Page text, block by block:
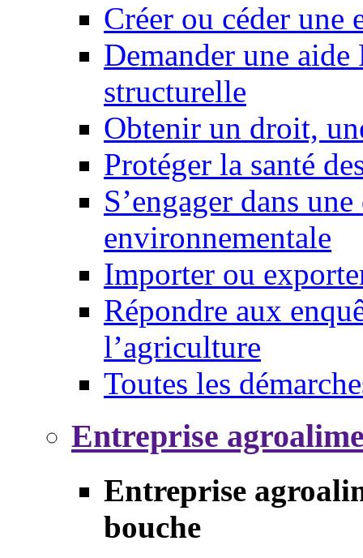
Créer ou céder une
Demander une
structurelle
Obtenir un droit,
Protéger la santé
S’engager dans
environnementale
Importer ou
Répondre aux
l’agriculture
Toutes les
Entreprise
Entreprise
bouche